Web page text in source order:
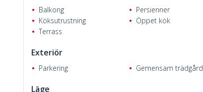
Balkong Persienner
Köksutrustning
Öppet kök
Terrass
Exteriör
Parkering Gemensam trädgård
Läge